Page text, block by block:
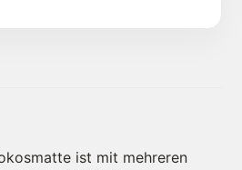
ist mit mehreren